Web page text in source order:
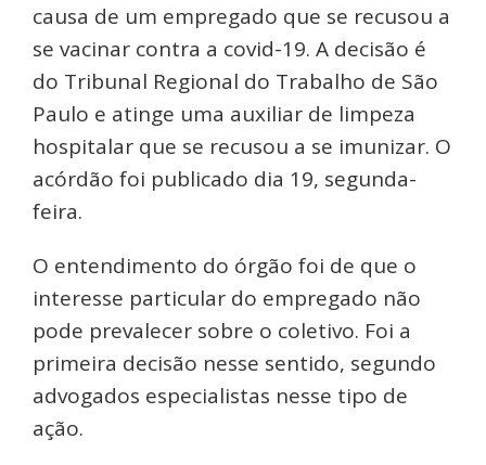
causa de um empregado que se recusou a
se vacinar contra a covid-19. A decisão é
do Tribunal Regional do Trabalho de São
Paulo e atinge uma auxiliar de limpeza
hospitalar que se recusou a se imunizar. O
acórdão foi publicado dia 19, segunda-
feira.
O entendimento do órgão foi de que o
interesse particular do empregado não
pode prevalecer sobre o coletivo. Foi a
primeira decisão nesse sentido, segundo
advogados especialistas nesse tipo de
ação.